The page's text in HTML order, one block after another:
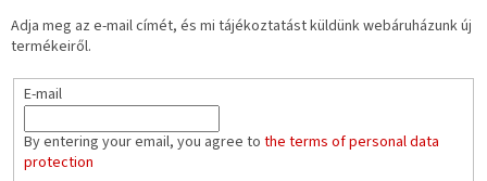
Adja meg az e-mail címét, és mi tájékoztatást küldünk webáruházunk új
termékeiről.
E-mail
By entering your email, you agree to the terms of personal data
protection